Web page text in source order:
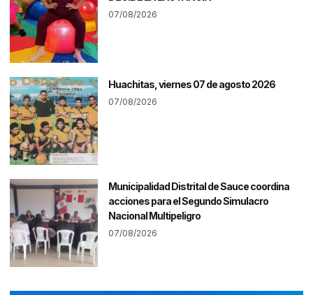
07/08/2026
Huachitas, viernes 07 de agosto 2026
07/08/2026
Municipalidad Distrital de Sauce coordina
acciones para el Segundo Simulacro
Nacional Multipeligro
07/08/2026